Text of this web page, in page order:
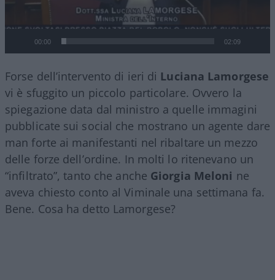
00:00 02:09
Forse dell’intervento di ieri di Luciana Lamorgese
vi è sfuggito un piccolo particolare. Ovvero la
spiegazione data dal ministro a quelle immagini
pubblicate sui social che mostrano un agente dare
man forte ai manifestanti nel ribaltare un mezzo
delle forze dell’ordine. In molti lo ritenevano un
“infiltrato”, tanto che anche Giorgia Meloni ne
aveva chiesto conto al Viminale una settimana fa.
Bene. Cosa ha detto Lamorgese?